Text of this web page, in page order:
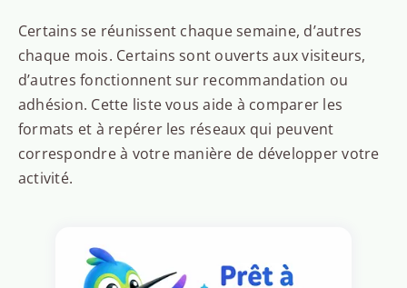
Certains se réunissent chaque semaine, d’autres
chaque mois. Certains sont ouverts aux visiteurs,
d’autres fonctionnent sur recommandation ou
adhésion. Cette liste vous aide à comparer les
formats et à repérer les réseaux qui peuvent
correspondre à votre manière de développer votre
activité.